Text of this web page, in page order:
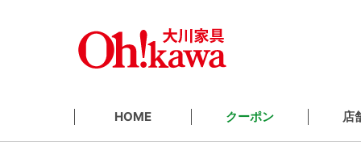
HOME クーポン 店